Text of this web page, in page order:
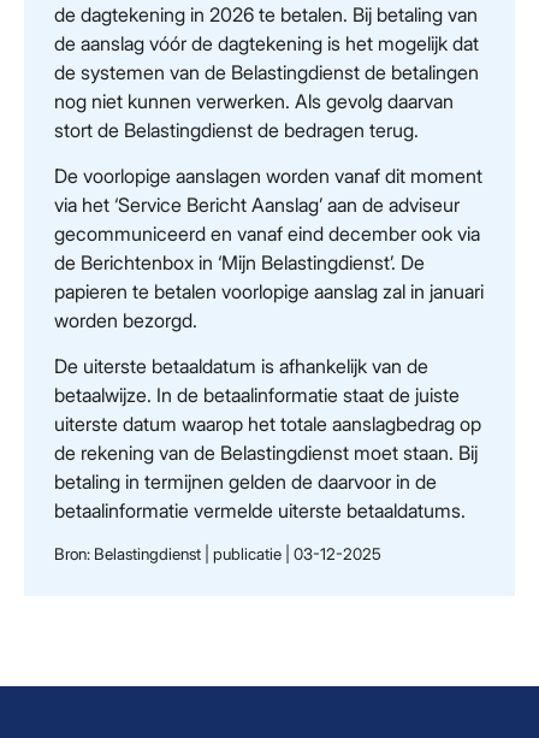
de dagtekening in 2026 te betalen. Bij betaling van
de aanslag vóór de dagtekening is het mogelijk dat
de systemen van de Belastingdienst de betalingen
nog niet kunnen verwerken. Als gevolg daarvan
stort de Belastingdienst de bedragen terug.
De voorlopige aanslagen worden vanaf dit moment
via het ‘Service Bericht Aanslag’ aan de adviseur
gecommuniceerd en vanaf eind december ook via
de Berichtenbox in ‘Mijn Belastingdienst’. De
papieren te betalen voorlopige aanslag zal in januari
worden bezorgd.
De uiterste betaaldatum is afhankelijk van de
betaalwijze. In de betaalinformatie staat de juiste
uiterste datum waarop het totale aanslagbedrag op
de rekening van de Belastingdienst moet staan. Bij
betaling in termijnen gelden de daarvoor in de
betaalinformatie vermelde uiterste betaaldatums.
Bron: Belastingdienst | publicatie | 03-12-2025